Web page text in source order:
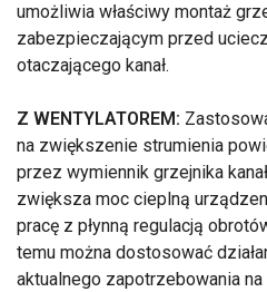
umożliwia właściwy montaż
zabezpieczającym przed
otaczającego kanał.
Z WENTYLATOREM:
na zwiększenie strumienia
przez wymiennik grzejnika
zwiększa moc cieplną
pracę z płynną regulacją
temu można dostosować
aktualnego zapotrzebowania